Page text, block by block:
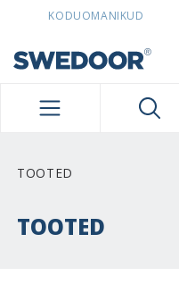
KODUOMANIKUD
TOOTED
TOOTED